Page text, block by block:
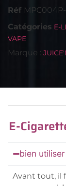
Réf MPC004P-
Catégories E-
VAPE
Marque :
E-
bien
Avant tout, il